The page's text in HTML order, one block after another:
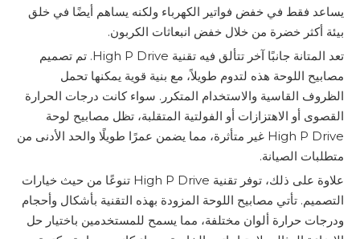
يساعد فقط في خفض فواتير الكهرباء ولكنه يساهم أيضًا في خلق
بيئة أكثر خضرة من خلال خفض انبعاثات الكربون.
تعد المتانة جانبًا آخر تتألق فيه تقنية High P Drive. تم تصميم
مصابيح اللوحة هذه لتدوم طويلاً، مع بنية قوية يمكنها تحمل
الظروف القاسية والاستخدام المتكرر. سواء كانت درجات الحرارة
القصوى أو الاهتزازات أو الفولتية المتقلبة، تظل مصابيح لوحة
High P Drive غير متأثرة، مما يضمن عمرًا طويلًا والحد الأدنى من
متطلبات الصيانة.
علاوة على ذلك، توفر تقنية High P Drive تنوعًا من حيث خيارات
التصميم. تأتي مصابيح اللوحة المزودة بهذه التقنية بأشكال وأحجام
ودرجات حرارة ألوان مختلفة، مما يسمح للمستخدمين باختيار حل